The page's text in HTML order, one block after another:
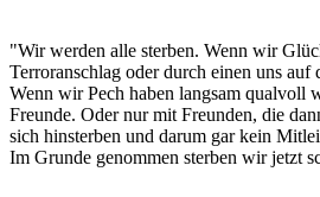
"Wir werden alle sterben. Wenn wir
Terroranschlag oder durch einen uns
Wenn wir Pech haben langsam qualvoll
Freunde. Oder nur mit Freunden, die
sich hinsterben und darum gar kein
Im Grunde genommen sterben wir jetzt